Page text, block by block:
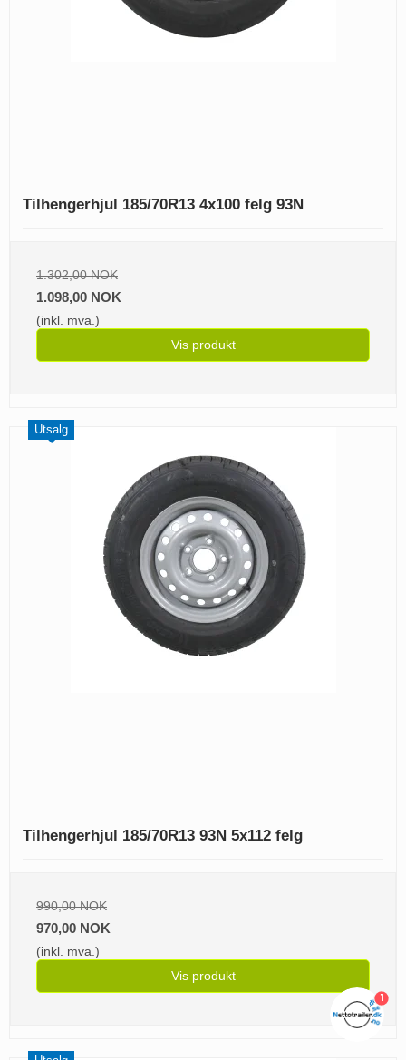
Tilhengerhjul 185/70R13 4x100 felg 93N
1.302,00 NOK
1.098,00 NOK
(inkl. mva.)
Vis produkt
Utsalg
Tilhengerhjul 185/70R13 93N 5x112 felg
990,00 NOK
970,00 NOK
(inkl. mva.)
Vis produkt
1